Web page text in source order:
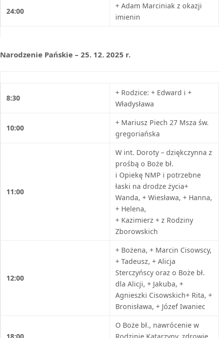
24:00
+ Adam Marciniak z okazji
imienin
Narodzenie Pańskie – 25. 12. 2025 r.
8:30
+ Rodzice: + Edward i +
Władysława
10:00
+ Mariusz Piech 27 Msza św.
gregoriańska
11:00
W int. Doroty – dziękczynna z
prośbą o Boże bł.
i Opiekę NMP i potrzebne
łaski na drodze życia+
Wanda, + Wiesława, + Hanna,
+ Helena,
+ Kazimierz + z Rodziny
Zborowskich
12:00
+ Bożena, + Marcin Cisowscy,
+ Tadeusz, + Alicja
Sterczyńscy oraz o Boże bł.
dla Alicji, + Jakuba, +
Agnieszki Cisowskich+ Rita, +
Bronisława, + Józef Iwaniec
O Boże bł., nawrócenie w